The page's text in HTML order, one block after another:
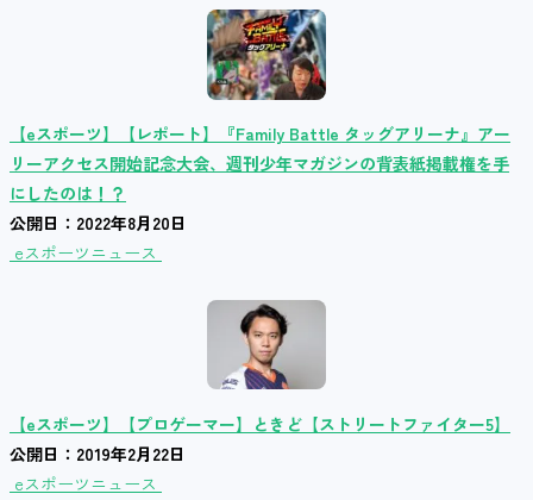
【eスポーツ】【レポート】『Family Battle タッグアリーナ』アー
リーアクセス開始記念大会、週刊少年マガジンの背表紙掲載権を手
にしたのは！？
公開日：2022年8月20日
eスポーツニュース
【eスポーツ】【プロゲーマー】ときど【ストリートファイター5】
公開日：2019年2月22日
eスポーツニュース